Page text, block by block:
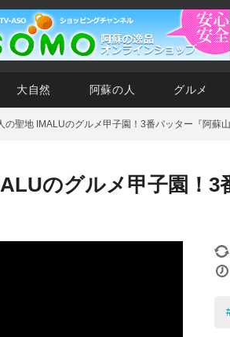
大自然 阿蘇の人 グルメ
の聖地 IMALUのグルメ甲子園！3番バッター『阿蘇山
のグルメ甲子園！